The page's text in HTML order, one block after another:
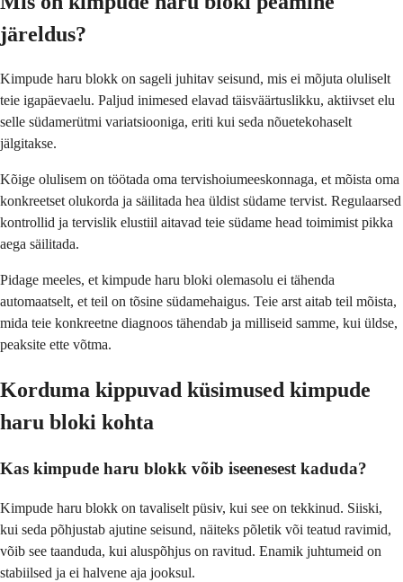
järeldus?
Kimpude haru blokk on sageli juhitav seisund, mis ei mõjuta oluliselt
teie igapäevaelu. Paljud inimesed elavad täisväärtuslikku, aktiivset elu
selle südamerütmi variatsiooniga, eriti kui seda nõuetekohaselt
jälgitakse.
Kõige olulisem on töötada oma tervishoiumeeskonnaga, et mõista oma
konkreetset olukorda ja säilitada hea üldist südame tervist. Regulaarsed
kontrollid ja tervislik elustiil aitavad teie südame head toimimist pikka
aega säilitada.
Pidage meeles, et kimpude haru bloki olemasolu ei tähenda
automaatselt, et teil on tõsine südamehaigus. Teie arst aitab teil mõista,
mida teie konkreetne diagnoos tähendab ja milliseid samme, kui üldse,
peaksite ette võtma.
Korduma kippuvad küsimused kimpude
haru bloki kohta
Kas kimpude haru blokk võib iseenesest kaduda?
Kimpude haru blokk on tavaliselt püsiv, kui see on tekkinud. Siiski,
kui seda põhjustab ajutine seisund, näiteks põletik või teatud ravimid,
võib see taanduda, kui aluspõhjus on ravitud. Enamik juhtumeid on
stabiilsed ja ei halvene aja jooksul.